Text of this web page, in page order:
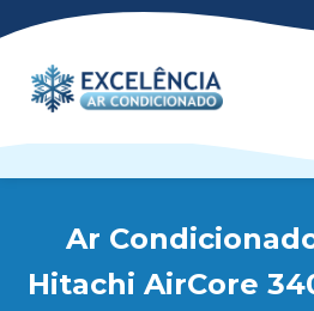
Ar
Hitachi AirCore